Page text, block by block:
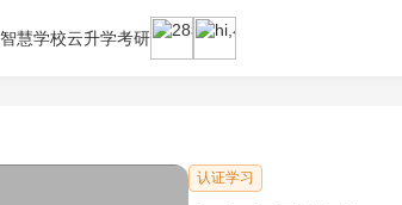
智慧学校云升学考研
认证学习